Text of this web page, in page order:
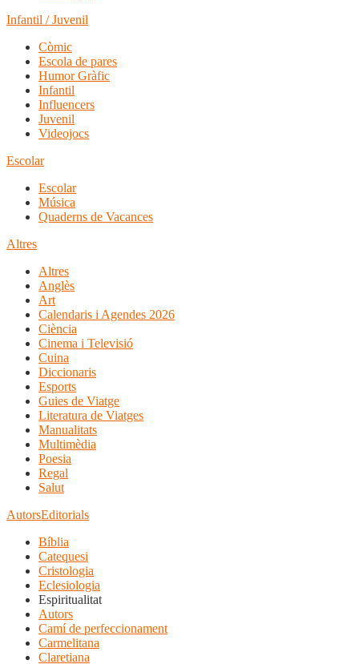
Infantil / Juvenil
Còmic
Escola de pares
Humor Gràfic
Infantil
Influencers
Juvenil
Videojocs
Escolar
Escolar
Música
Quaderns de Vacances
Altres
Altres
Anglès
Art
Calendaris i Agendes 2026
Ciència
Cinema i Televisió
Cuina
Diccionaris
Esports
Guies de Viatge
Literatura de Viatges
Manualitats
Multimèdia
Poesia
Regal
Salut
AutorsEditorials
Bíblia
Catequesi
Cristologia
Eclesiologia
Espiritualitat
Autors
Camí de perfeccionament
Carmelitana
Claretiana